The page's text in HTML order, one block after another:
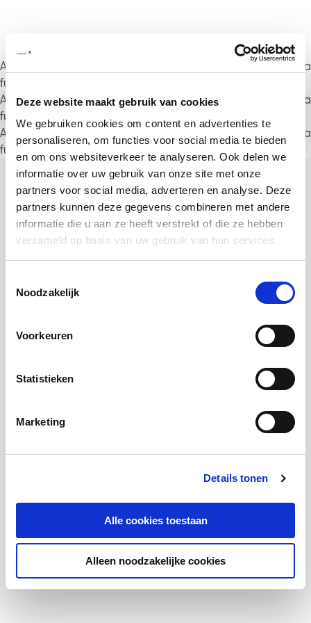
Deze website maakt gebruik van cookies
We gebruiken cookies om content en advertenties te
personaliseren, om functies voor social media te bieden
en om ons websiteverkeer te analyseren. Ook delen we
informatie over uw gebruik van onze site met onze
partners voor social media, adverteren en analyse. Deze
partners kunnen deze gegevens combineren met andere
informatie die u aan ze heeft verstrekt of die ze hebben
verzameld op basis van uw gebruik van hun services.
Noodzakelijk
Voorkeuren
Statistieken
Marketing
Details tonen
Alle cookies toestaan
Alleen noodzakelijke cookies
A rendering error occurred:
a.substring(...).replaceAll is not a
function
A rendering error occurred:a.substring(...).replaceAll is not a
function
A rendering error occurred:
a.substring(...).replaceAll is not a
function